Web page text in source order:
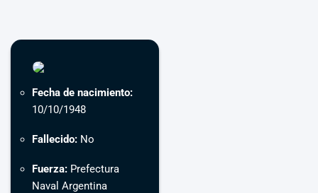
Fecha de nacimiento:
10/10/1948
Fallecido: No
Fuerza: Prefectura
Naval Argentina